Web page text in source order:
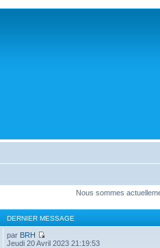
Nous sommes
DERNIER MESSAGE
par BRH
Jeudi 20 Avril 2023 21:19:53